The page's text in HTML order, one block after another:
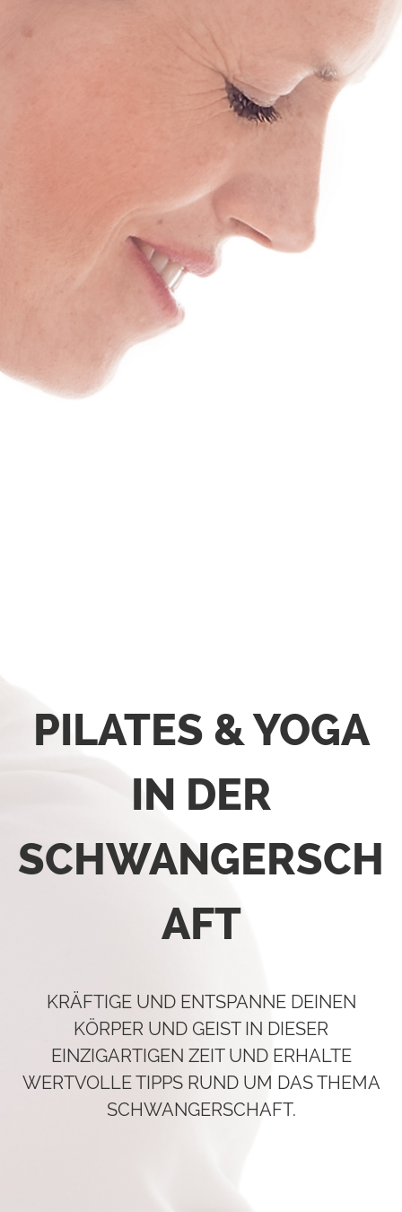
PILATES & YOGA
IN DER
SCHWANGERSCH
AFT
KRÄFTIGE UND ENTSPANNE DEINEN
KÖRPER UND GEIST IN DIESER
EINZIGARTIGEN ZEIT UND ERHALTE
WERTVOLLE TIPPS RUND UM DAS THEMA
SCHWANGERSCHAFT.